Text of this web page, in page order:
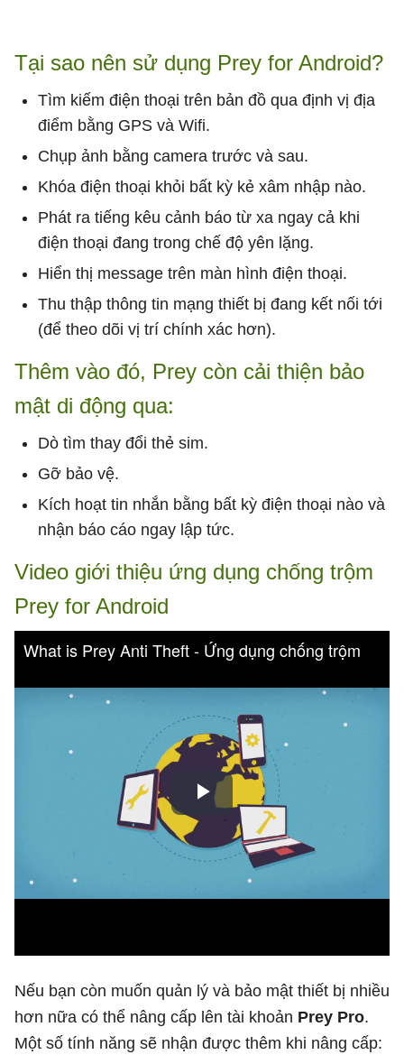
Tại sao nên sử dụng Prey for Android?
Tìm kiếm điện thoại trên bản đồ qua định vị địa
điểm bằng GPS và Wifi.
Chụp ảnh bằng camera trước và sau.
Khóa điện thoại khỏi bất kỳ kẻ xâm nhập nào.
Phát ra tiếng kêu cảnh báo từ xa ngay cả khi
điện thoại đang trong chế độ yên lặng.
Hiển thị message trên màn hình điện thoại.
Thu thập thông tin mạng thiết bị đang kết nối tới
(để theo dõi vị trí chính xác hơn).
Thêm vào đó, Prey còn cải thiện bảo
mật di động qua:
Dò tìm thay đổi thẻ sim.
Gỡ bảo vệ.
Kích hoạt tin nhắn bằng bất kỳ điện thoại nào và
nhận báo cáo ngay lập tức.
Video giới thiệu ứng dụng chống trộm
Prey for Android
Nếu bạn còn muốn quản lý và bảo mật thiết bị nhiều
hơn nữa có thể nâng cấp lên tài khoản Prey Pro.
Một số tính năng sẽ nhận được thêm khi nâng cấp: